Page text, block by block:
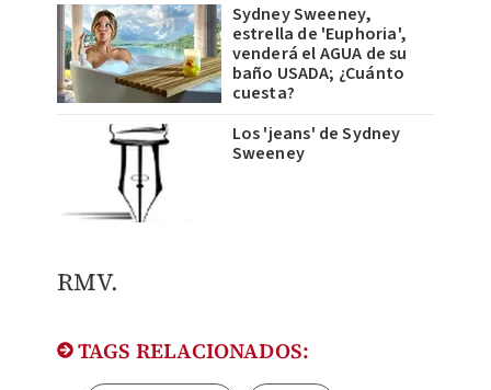
Sydney Sweeney,
estrella de 'Euphoria',
venderá el AGUA de su
baño USADA; ¿Cuánto
cuesta?
Los 'jeans' de Sydney
Sweeney
RMV.
TAGS RELACIONADOS: